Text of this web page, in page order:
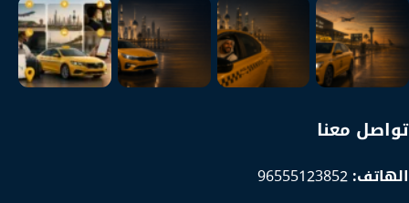
تواصل معنا
الهاتف:96555123852